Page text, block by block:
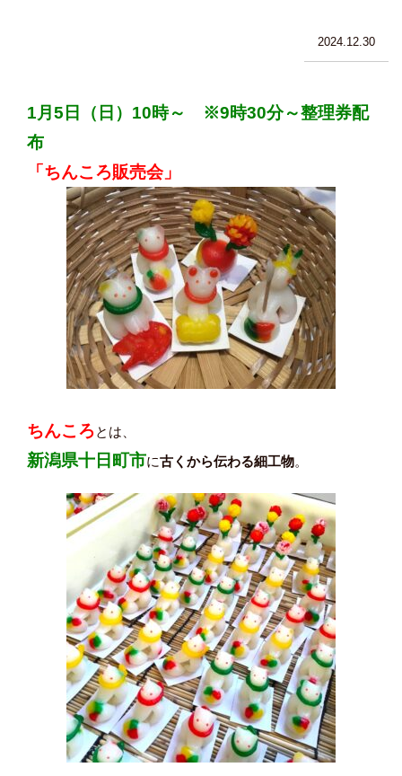
2024.12.30
1月5日（日）10時～ ※9時30分～整理券配
布
「ちんころ販売会」
ちんころとは、
新潟県十日町市に古くから伝わる細工物。